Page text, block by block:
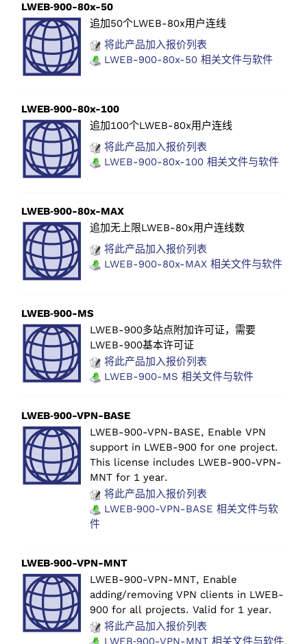
LWEB‑900-80x-50
追加50个LWEB-80x用户连线
将此产品加入报价列表
LWEB-900-80x-50 相关文件与软件
LWEB‑900-80x-100
追加100个LWEB-80x用户连线
将此产品加入报价列表
LWEB-900-80x-100 相关文件与软件
LWEB‑900-80x-MAX
追加无上限LWEB-80x用户连线数
将此产品加入报价列表
LWEB-900-80x-MAX 相关文件与软件
LWEB‑900-MS
LWEB-900多站点附加许可证，需要
LWEB-900基本许可证
将此产品加入报价列表
LWEB-900-MS 相关文件与软件
LWEB‑900-VPN-BASE
LWEB-900-VPN-BASE, Enable VPN
support in LWEB-900 for one project.
This license includes LWEB-900-VPN-
MNT for 1 year.
将此产品加入报价列表
LWEB‑900-VPN-BASE 相关文件与软
件
LWEB‑900-VPN-MNT
LWEB-900-VPN-MNT, Enable
adding/removing VPN clients in LWEB-
900 for all projects. Valid for 1 year.
将此产品加入报价列表
LWEB‑900-VPN-MNT 相关文件与软件